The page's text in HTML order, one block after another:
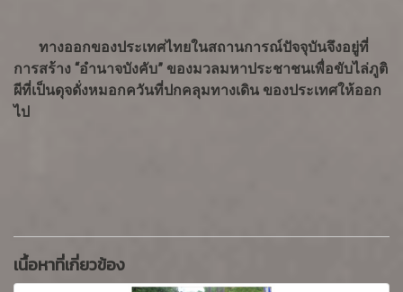
ทางออกของประเทศไทยในสถานการณ์ปัจจุบันจึงอยู่ที่
การสร้าง “อำนาจบังคับ” ของมวลมหาประชาชนเพื่อขับไล่ภูติ
ผีที่เป็นดุจดั่งหมอกควันที่ปกคลุมทางเดิน ของประเทศให้ออก
ไป
เนื้อหาที่เกี่ยวข้อง